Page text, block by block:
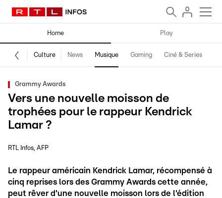
Home Play
Culture News Musique Gaming Ciné & Series
Grammy Awards
Vers une nouvelle moisson de
trophées pour le rappeur Kendrick
Lamar ?
RTL Infos AFP
Le rappeur américain Kendrick Lamar, récompensé à
cinq reprises lors des Grammy Awards cette année,
peut rêver d'une nouvelle moisson lors de l'édition